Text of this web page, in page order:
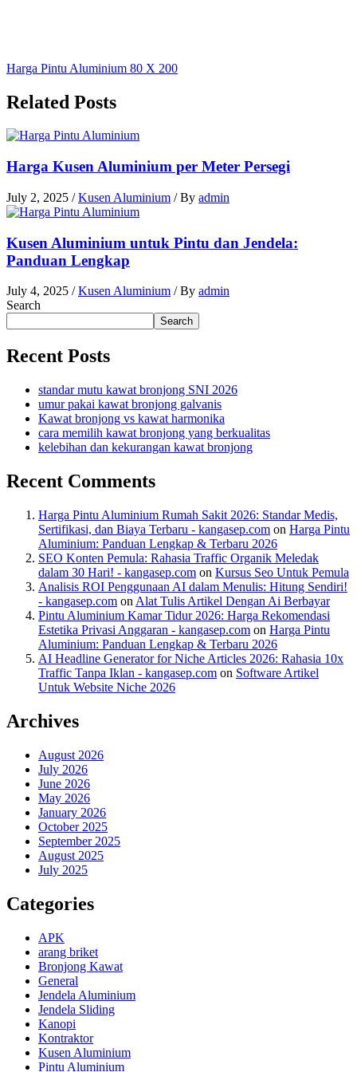
Harga Pintu Aluminium 80 X 200
Related Posts
Harga Kusen Aluminium per Meter Persegi
July 2, 2025 /Kusen Aluminium / By admin
Kusen Aluminium untuk Pintu dan Jendela:
Panduan Lengkap
July 4, 2025 /Kusen Aluminium / By admin
Search
Search
Recent Posts
standar mutu kawat bronjong SNI 2026
umur pakai kawat bronjong galvanis
Kawat bronjong vs kawat harmonika
cara memilih kawat bronjong yang berkualitas
kelebihan dan kekurangan kawat bronjong
Recent Comments
Harga Pintu Aluminium Rumah Sakit 2026: Standar Medis,
Sertifikasi, dan Biaya Terbaru - kangasep.com on Harga Pintu
Aluminium: Panduan Lengkap & Terbaru 2026
SEO Konten Pemula: Rahasia Traffic Organik Meledak
dalam 30 Hari! - kangasep.com on Kursus Seo Untuk Pemula
Analisis ROI Penggunaan AI dalam Menulis: Hitung Sendiri!
- kangasep.com on Alat Tulis Artikel Dengan Ai Berbayar
Pintu Aluminium Kamar Tidur 2026: Harga Rekomendasi
Estetika Privasi Anggaran - kangasep.com on Harga Pintu
Aluminium: Panduan Lengkap & Terbaru 2026
AI Headline Generator for Niche Articles 2026: Rahasia 10x
Traffic Tanpa Iklan - kangasep.com on Software Artikel
Untuk Website Niche 2026
Archives
August 2026
July 2026
June 2026
May 2026
January 2026
October 2025
September 2025
August 2025
July 2025
Categories
APK
arang briket
Bronjong Kawat
General
Jendela Aluminium
Jendela Sliding
Kanopi
Kontraktor
Kusen Aluminium
Pintu Aluminium